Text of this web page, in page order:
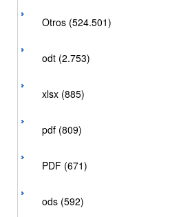
Otros (524.501)
odt (2.753)
xlsx (885)
pdf (809)
PDF (671)
ods (592)